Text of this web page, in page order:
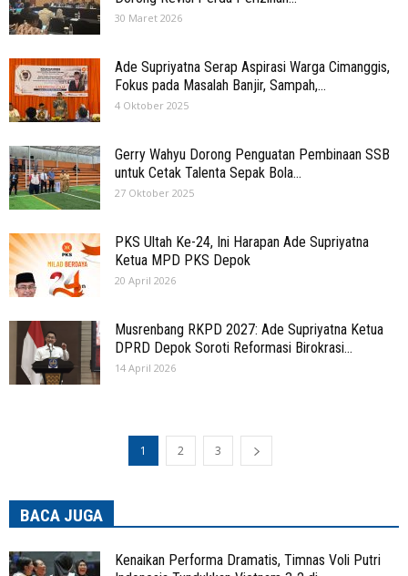
30 Maret 2026
Ade Supriyatna Serap Aspirasi Warga Cimanggis,
Fokus pada Masalah Banjir, Sampah,...
4 Oktober 2025
Gerry Wahyu Dorong Penguatan Pembinaan SSB
untuk Cetak Talenta Sepak Bola...
27 Oktober 2025
PKS Ultah Ke-24, Ini Harapan Ade Supriyatna
Ketua MPD PKS Depok
20 April 2026
Musrenbang RKPD 2027: Ade Supriyatna Ketua
DPRD Depok Soroti Reformasi Birokrasi...
14 April 2026
1 2 3
BACA JUGA
Kenaikan Performa Dramatis, Timnas Voli Putri